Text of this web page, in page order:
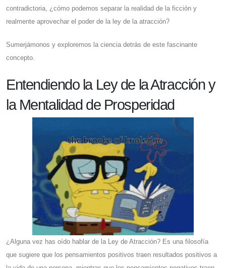
contradictoria, ¿cómo podemos separar la realidad de la ficción y
realmente aprovechar el poder de la ley de la atracción?
Sumerjámonos y exploremos la ciencia detrás de este fascinante
concepto.
Entendiendo la Ley de la Atracción y
la Mentalidad de Prosperidad
¿Alguna vez has oído hablar de la Ley de Atracción? Es una filosofía
que sugiere que los pensamientos positivos traen resultados positivos a